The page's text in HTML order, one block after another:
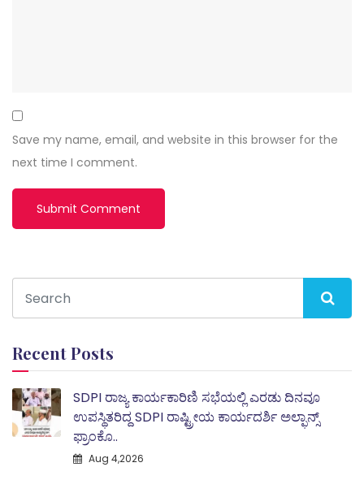
Save my name, email, and website in this browser for the
next time I comment.
Recent Posts
SDPI ರಾಜ್ಯ ಕಾರ್ಯಕಾರಿಣಿ ಸಭೆಯಲ್ಲಿ ಎರಡು ದಿನವೂ
ಉಪಸ್ಥಿತರಿದ್ದ SDPI ರಾಷ್ಟ್ರೀಯ ಕಾರ್ಯದರ್ಶಿ ಅಲ್ಫಾನ್ಸ್
ಫ್ರಾಂಕೊ..
Aug 4,2026